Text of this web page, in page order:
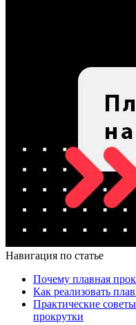
Навигация по статье
Почему плавная
Как реализовать
Практические
прокрутки